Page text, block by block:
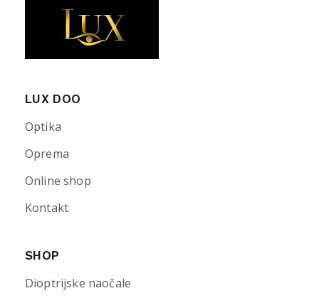
LUX DOO
Optika
Oprema
Online shop
Kontakt
SHOP
Dioptrijske naočale